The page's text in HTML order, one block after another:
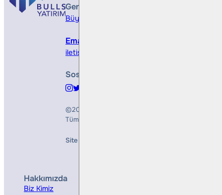
Genel Müdürlük
Büyükdere Cad. No 173, 1. Levent Plaza, B
Email
iletisim@bullsyatirim.com
Sosyal Medya
©2026
Tüm Hakları Saklıdır
Site Creation & Technology by
Hakkımızda
Biz Kimiz